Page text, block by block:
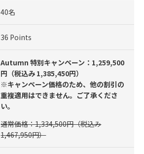
40名
36 Points
Autumn 特別キャンペーン ：1,259,500
円（税込み 1,385,450円）
※キャンペーン価格のため、他の割引の
重複適用はできません。ご了承くださ
い。
通常価格：1,334,500円（税込み
1,467,950円）